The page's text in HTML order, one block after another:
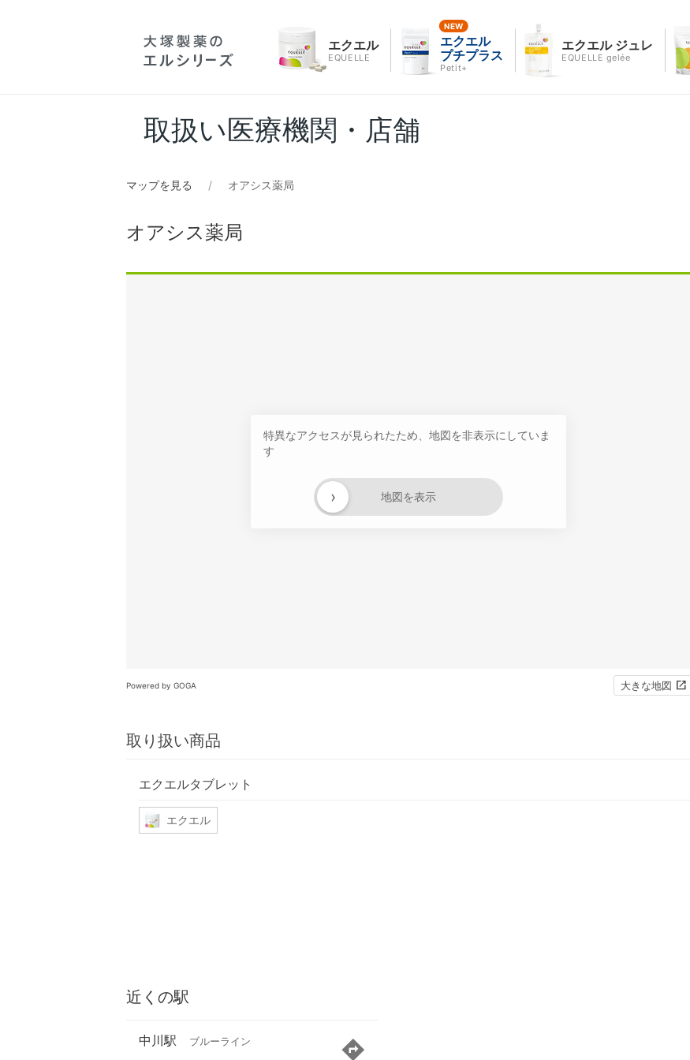
エクエル
EQUELLE
エクエル
プチプラス
Petit+
エクエル ジュレ
EQUELLE gelée
取扱い医療機関・店舗
マップを見る オアシス薬局
オアシス薬局
特異なアクセスが見られたため、地図を非表示にしていま
す
地図を表示
›
Powered by GOGA 大きな地図
取り扱い商品
エクエルタブレット
エクエル
近くの駅
中川駅 ブルーライン